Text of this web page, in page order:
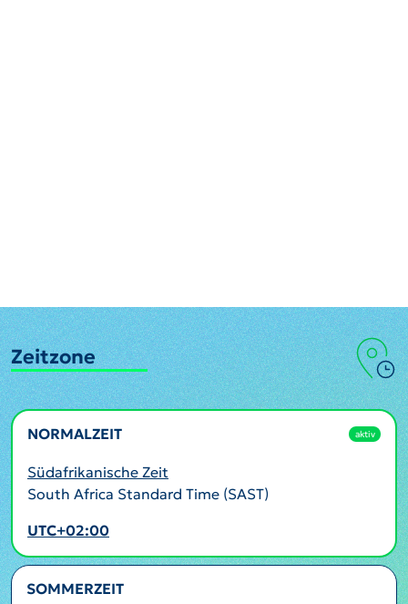
Zeitzone
NORMALZEIT aktiv
Südafrikanische Zeit
South Africa Standard Time (SAST)
UTC+02:00
SOMMERZEIT